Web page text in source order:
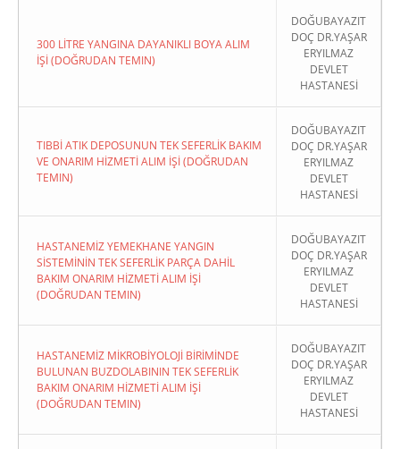
300 LİTRE YANGINA DAYANIKLI BOYA ALIM
İŞİ (DOĞRUDAN TEMIN)
DOĞUBAYAZIT
DOÇ DR.YAŞAR
ERYILMAZ
DEVLET
HASTANESİ
TIBBİ ATIK DEPOSUNUN TEK SEFERLİK BAKIM
VE ONARIM HİZMETİ ALIM İŞİ (DOĞRUDAN
TEMIN)
DOĞUBAYAZIT
DOÇ DR.YAŞAR
ERYILMAZ
DEVLET
HASTANESİ
HASTANEMİZ YEMEKHANE YANGIN
SİSTEMİNİN TEK SEFERLİK PARÇA DAHİL
BAKIM ONARIM HİZMETİ ALIM İŞİ
(DOĞRUDAN TEMIN)
DOĞUBAYAZIT
DOÇ DR.YAŞAR
ERYILMAZ
DEVLET
HASTANESİ
HASTANEMİZ MİKROBİYOLOJİ BİRİMİNDE
BULUNAN BUZDOLABININ TEK SEFERLİK
BAKIM ONARIM HİZMETİ ALIM İŞİ
(DOĞRUDAN TEMIN)
DOĞUBAYAZIT
DOÇ DR.YAŞAR
ERYILMAZ
DEVLET
HASTANESİ